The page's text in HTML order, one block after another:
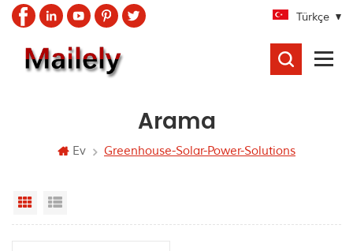
Türkçe
Arama
Ev Greenhouse-Solar-Power-Solutions
Grid View